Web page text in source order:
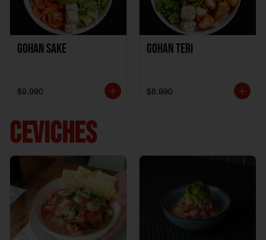
Gohan Sake
$9.990
Gohan Teri
$8.990
CEVICHES